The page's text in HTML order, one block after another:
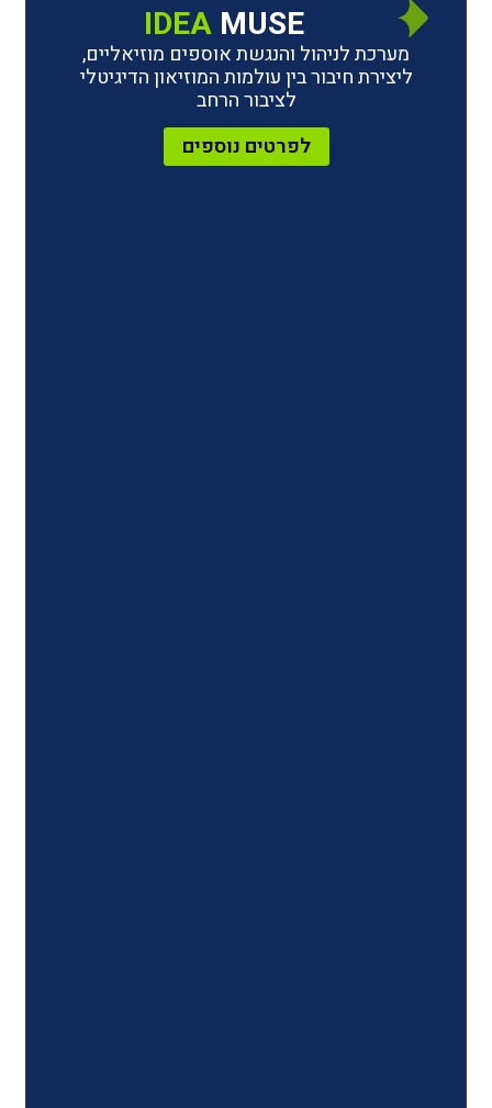
IDEA MUSE
והנגשת אוספים מוזיאליים,
בין עולמות המוזיאון הדיגיטלי